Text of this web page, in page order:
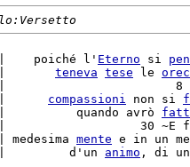
poiché l' Eterno si
teneva tese le
compassioni non si
quando avrò
30 ~E
| medesima mente e in un
d'un
animo , di